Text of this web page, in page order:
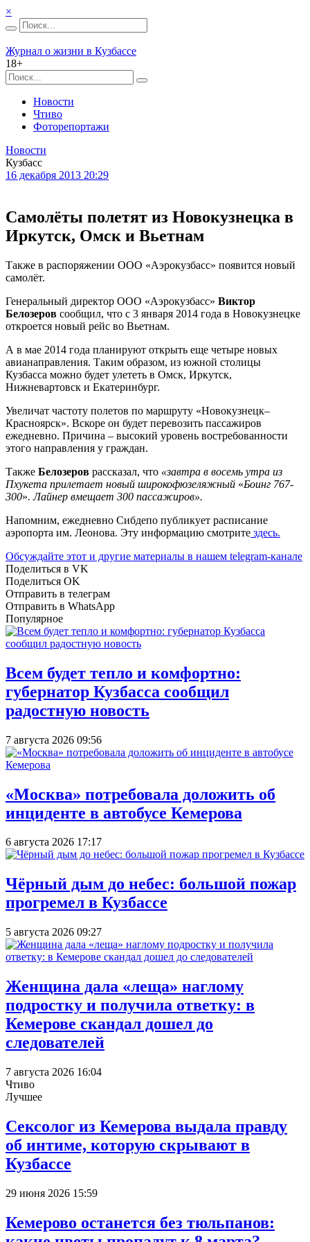
×
Журнал о жизни в Кузбассе
18+
Новости
Чтиво
Фоторепортажи
Новости
Кузбасс
16 декабря 2013 20:29
Самолёты полетят из Новокузнецка в
Иркутск, Омск и Вьетнам
Также в распоряжении ООО «Аэрокузбасс» появится новый
самолёт.
Генеральный директор ООО «Аэрокузбасс» Виктор
Белозеров сообщил, что с 3 января 2014 года в Новокузнецке
откроется новый рейс во Вьетнам.
А в мае 2014 года планируют открыть еще четыре новых
авианаправления. Таким образом, из южной столицы
Кузбасса можно будет улететь в Омск, Иркутск,
Нижневартовск и Екатеринбург.
Увеличат частоту полетов по маршруту «Новокузнецк–
Красноярск». Вскоре он будет перевозить пассажиров
ежедневно. Причина – высокий уровень востребованности
этого направления у граждан.
Также Белозеров рассказал, что «завтра в восемь утра из
Пхукета прилетает новый широкофюзеляжный «Боинг 767-
300». Лайнер вмещает 300 пассажиров».
Напомним, ежедневно Сибдепо публикует расписание
аэропорта им. Леонова. Эту информацию смотрите здесь.
Обсуждайте этот и другие материалы в нашем telegram-канале
Поделиться в VK
Поделиться OK
Отправить в телеграм
Отправить в WhatsApp
Популярное
Всем будет тепло и комфортно:
губернатор Кузбасса сообщил
радостную новость
7 августа 2026 09:56
«Москва» потребовала доложить об
инциденте в автобусе Кемерова
6 августа 2026 17:17
Чёрный дым до небес: большой пожар
прогремел в Кузбассе
5 августа 2026 09:27
Женщина дала «леща» наглому
подростку и получила ответку: в
Кемерове скандал дошел до
следователей
7 августа 2026 16:04
Чтиво
Лучшее
Сексолог из Кемерова выдала правду
об интиме, которую скрывают в
Кузбассе
29 июня 2026 15:59
Кемерово останется без тюльпанов: